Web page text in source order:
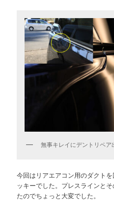
無事キレイにデントリペア
今回はリアエアコン用のダクト
ッキーでした。プレスラインと
たのでちょっと大変でした。